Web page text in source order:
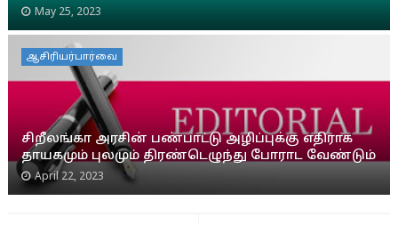
May 25, 2023
ஆசிரியர்பார்வை
சிறீலங்கா அரசின் பண்பாட்டு அழிப்புக்கு எதிராக
தாயகமும் புலமும் திரண்டெழுந்து போராட வேண்டும்
April 22, 2023